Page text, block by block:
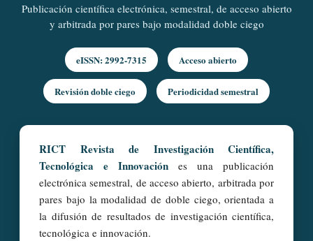
Publicación científica electrónica, semestral, de acceso abierto
y arbitrada por pares bajo modalidad doble ciego
eISSN: 2992-7315 Acceso abierto
Revisión doble ciego Periodicidad semestral
RICT Revista de Investigación Científica,
Tecnológica e Innovación es una publicación
electrónica semestral, de acceso abierto, arbitrada por
pares bajo la modalidad de doble ciego, orientada a
la difusión de resultados de investigación científica,
tecnológica e innovación.